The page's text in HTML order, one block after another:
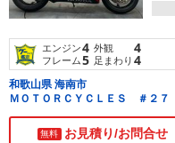
エンジン4 外観 4
フレーム5 足まわり 4
和歌山県 海南市
ＭＯＴＯＲＣＹＣＬＥＳ ＃２７
無料 お見積り/お問合せ